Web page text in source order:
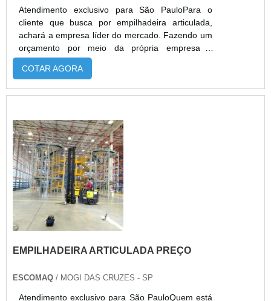
Atendimento exclusivo para São PauloPara o
cliente que busca por empilhadeira articulada,
achará a empresa líder do mercado. Fazendo um
orçamento por meio da própria empresa e
achando a melhor em qualidade e custo
benefício. Quando a busca é por empilhadeira
encontrará proteção com comprometimento com
IMPORTANTES DE EMPILHADEIRA
ARTICULADAHá muitas manei...
COTAR AGORA
EMPILHADEIRA ARTICULADA PREÇO
ESCOMAQ / MOGI DAS CRUZES - SP
Atendimento exclusivo para São PauloQuem está